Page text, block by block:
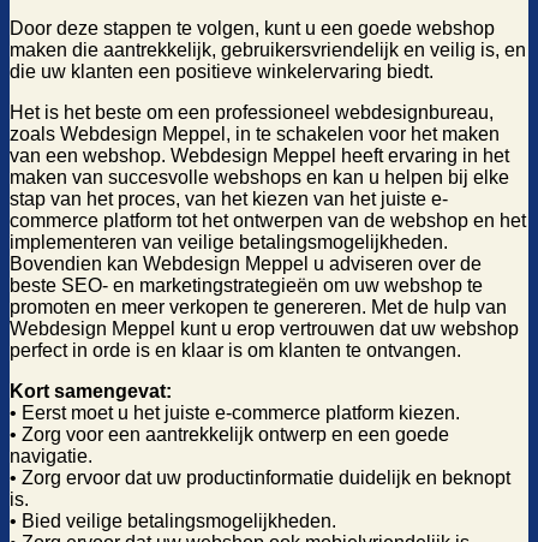
Door deze stappen te volgen, kunt u een goede webshop
maken die aantrekkelijk, gebruikersvriendelijk en veilig is, en
die uw klanten een positieve winkelervaring biedt.
Het is het beste om een professioneel webdesignbureau,
zoals Webdesign Meppel, in te schakelen voor het maken
van een webshop. Webdesign Meppel heeft ervaring in het
maken van succesvolle webshops en kan u helpen bij elke
stap van het proces, van het kiezen van het juiste e-
commerce platform tot het ontwerpen van de webshop en het
implementeren van veilige betalingsmogelijkheden.
Bovendien kan Webdesign Meppel u adviseren over de
beste SEO- en marketingstrategieën om uw webshop te
promoten en meer verkopen te genereren. Met de hulp van
Webdesign Meppel kunt u erop vertrouwen dat uw webshop
perfect in orde is en klaar is om klanten te ontvangen.
Kort samengevat:
• Eerst moet u het juiste e-commerce platform kiezen.
• Zorg voor een aantrekkelijk ontwerp en een goede
navigatie.
• Zorg ervoor dat uw productinformatie duidelijk en beknopt
is.
• Bied veilige betalingsmogelijkheden.